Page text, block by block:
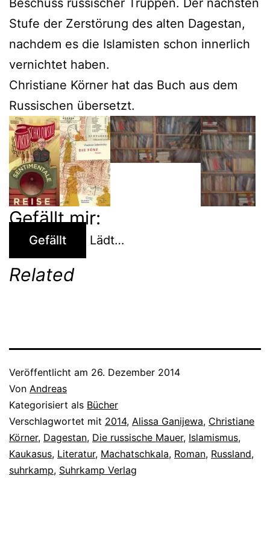
Stufe der Zerstörung des alten Dagestan,
nachdem es die Islamisten schon innerlich
vernichtet haben.
Christiane Körner hat das Buch aus dem
Russischen übersetzt.
Gefällt mir:
Gefällt Lädt…
Related
Veröffentlicht am 26. Dezember 2014
Von Andreas
Kategorisiert als Bücher
Verschlagwortet mit 2014, Alissa Ganijewa, Christiane
Körner, Dagestan, Die russische Mauer, Islamismus,
Kaukasus, Literatur, Machatschkala, Roman, Russland,
suhrkamp, Suhrkamp Verlag